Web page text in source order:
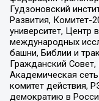
Гудзоновский
Развития, Комитет-
университет, Центр
международных
башни, Библии и
Гражданский Совет,
Академическая
комитет действия,
демократию в